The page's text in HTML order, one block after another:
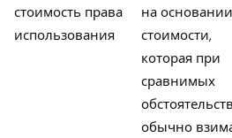
стоимость права
использования
на основании
стоимости,
которая при
сравнимых
обычно